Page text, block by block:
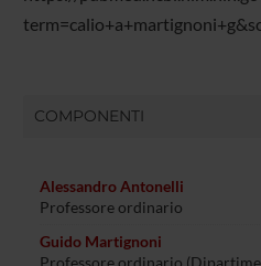
COMPONENTI
Alessandro Antonelli
Professore ordinario
Guido Martignoni